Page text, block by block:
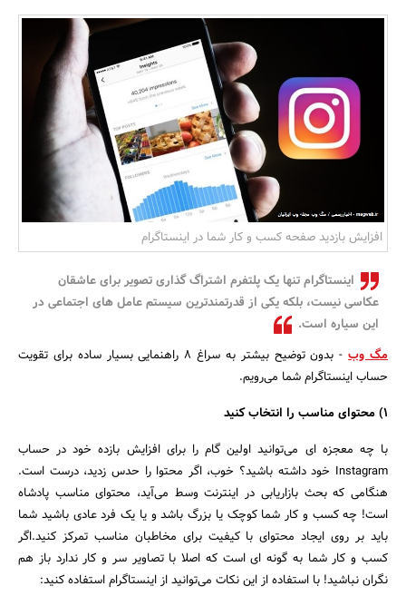
بانک، بیمه و سرمایه
مسکن و ساختمان
افزایش بازدید صفحه کسب و کار شما در اینستاگرام
اینستاگرام تنها یک پلتفرم اشتراگ گذاری تصویر برای عاشقان
عکاسی نیست، بلکه یکی از قدرتمندترین سیستم عامل های اجتماعی در
این سیاره است.
مگ وب
- بدون توضیح بیشتر به سراغ ۸ راهنمایی بسیار ساده برای تقویت
حساب اینستاگرام شما می‌رویم.
۱) محتوای مناسب را انتخاب کنید
با چه معجزه ای می‌توانید اولین گام را برای افزایش بازده خود در حساب
Instagram خود داشته باشید؟ خوب، اگر محتوا را حدس زدید، درست است.
هنگامی که بحث بازاریابی در اینترنت وسط می‌آید، محتوای مناسب پادشاه
است! چه کسب و کار شما کوچک یا بزرگ باشد و یا یک فرد عادی باشید شما
باید بر روی ایجاد محتوای با کیفیت برای مخاطبان مناسب تمرکز کنید.اگر
کسب و کار شما به گونه ای است که اصلا با تصاویر سر و کار ندارد باز هم
نگران نباشید! با استفاده از این نکات می‌توانید از اینستاگرام استفاده کنید: